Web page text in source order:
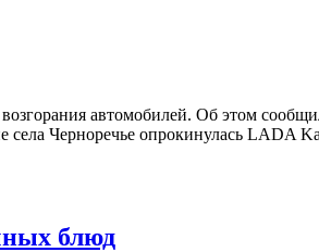
автомобилей. Об этом
Черноречье опрокинулась LADA
блюд